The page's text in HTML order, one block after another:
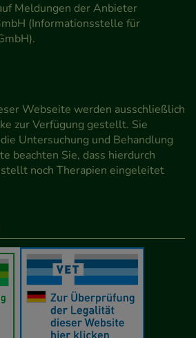
Meldungen der Anbieter
(Informationsstelle für
Webseite werden ausschließlich
zur Verfügung gestellt. Sie
Untersuchung und Behandlung
beachten Sie, dass hierdurch
noch Therapien eingeleitet